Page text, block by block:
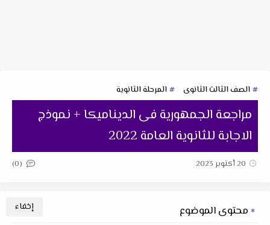
الصف الثالث الثانوى المرحلة الثانوية
مراجعة الجمهورية فى الديناميكا + نموذج
الاجابة للثانوية العامة 2022
20 أكتوبر 2023 (0)
محتوى الموضوع